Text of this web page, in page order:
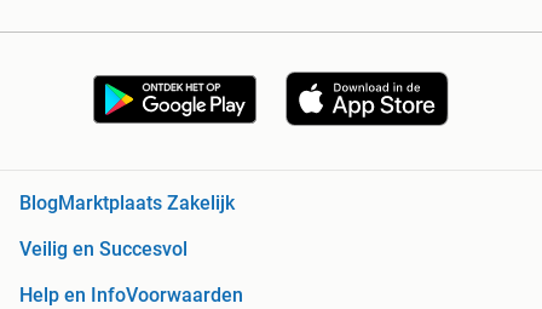
Blog Marktplaats Zakelijk
Veilig en Succesvol
Help en InfoVoorwaarden